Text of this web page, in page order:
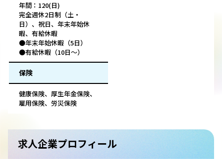
年間：120(日)
完全週休2日制（土・
日）、祝日、年末年始休
暇、有給休暇
●年末年始休暇（5日）
●有給休暇（10日～）
保険
健康保険、厚生年金保険、
雇用保険、労災保険
求人企業プロフィール